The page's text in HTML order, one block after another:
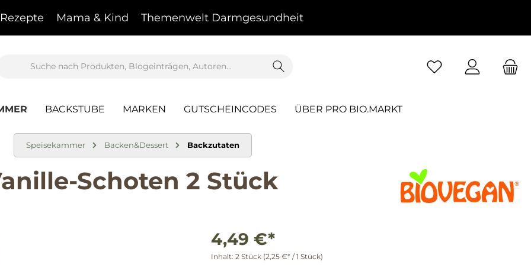
Rezepte Mama & Kind Themenwelt Darmgesundheit
BACKSTUBE MARKEN GUTSCHEINCODES ÜBER PRO BIO.MARKT
Speisekammer Backen&Dessert Backzutaten
Schoten 2 Stück
4,49 €*
Inhalt: 2 Stück (2,25 €* / 1 Stück)